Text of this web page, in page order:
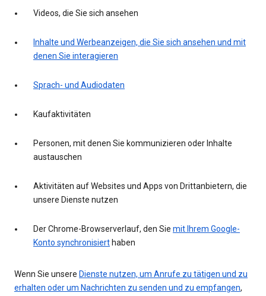
Videos, die Sie sich ansehen
Inhalte und Werbeanzeigen, die Sie sich ansehen und mit
denen Sie interagieren
Sprach- und Audiodaten
Kaufaktivitäten
Personen, mit denen Sie kommunizieren oder Inhalte
austauschen
Aktivitäten auf Websites und Apps von Drittanbietern, die
unsere Dienste nutzen
Der Chrome-Browserverlauf, den Sie mit Ihrem Google-
Konto synchronisiert haben
Wenn Sie unsere Dienste nutzen, um Anrufe zu tätigen und zu
erhalten oder um Nachrichten zu senden und zu empfangen,